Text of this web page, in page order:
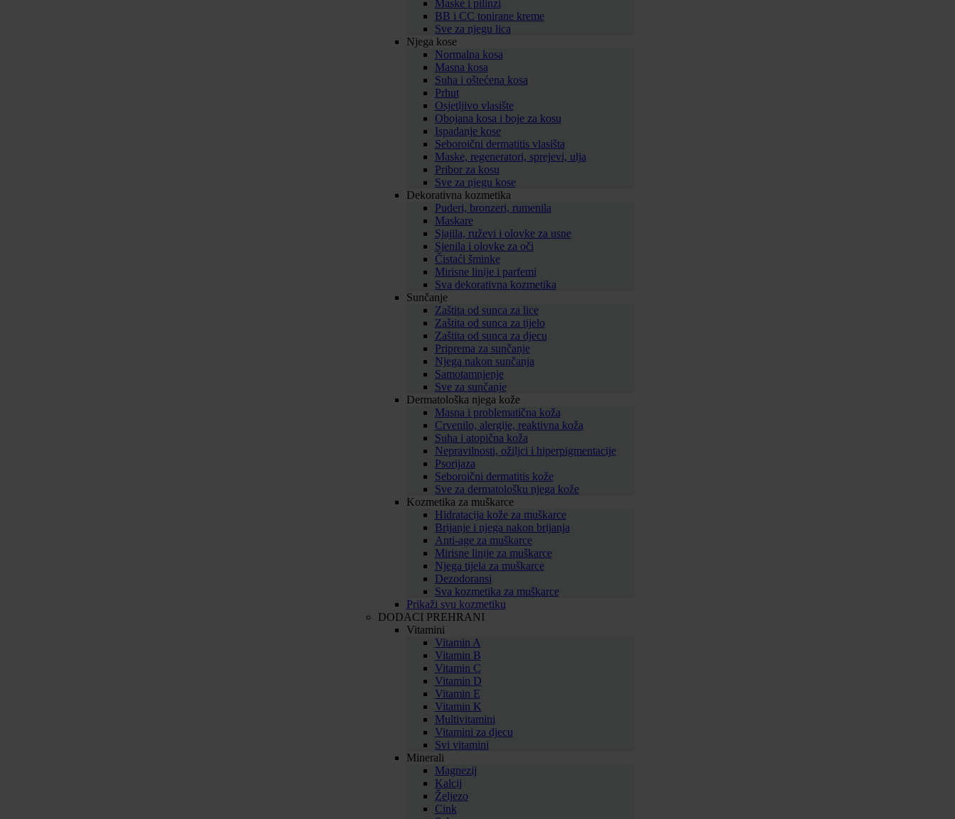
Maske i pilinzi
BB i CC tonirane kreme
Sve za njegu lica
Njega kose
Normalna kosa
Masna kosa
Suha i oštećena kosa
Prhut
Osjetljivo vlasište
Obojana kosa i boje za kosu
Ispadanje kose
Seboroični dermatitis vlasišta
Maske, regeneratori, sprejevi, ulja
Pribor za kosu
Sve za njegu kose
Dekorativna kozmetika
Puderi, bronzeri, rumenila
Maskare
Sjajila, ruževi i olovke za usne
Sjenila i olovke za oči
Čistaći šminke
Mirisne linije i parfemi
Sva dekorativna kozmetika
Sunčanje
Zaštita od sunca za lice
Zaštita od sunca za tijelo
Zaštita od sunca za djecu
Priprema za sunčanje
Njega nakon sunčanja
Samotamnjenje
Sve za sunčanje
Dermatološka njega kože
Masna i problematična koža
Crvenilo, alergije, reaktivna koža
Suha i atopična koža
Nepravilnosti, ožiljci i hiperpigmentacije
Psorijaza
Seboroični dermatitis kože
Sve za dermatološku njega kože
Kozmetika za muškarce
Hidratacija kože za muškarce
Brijanje i njega nakon brijanja
Anti-age za muškarce
Mirisne linije za muškarce
Njega tijela za muškarce
Dezodoransi
Sva kozmetika za muškarce
Prikaži svu kozmetiku
DODACI PREHRANI
Vitamini
Vitamin A
Vitamin B
Vitamin C
Vitamin D
Vitamin E
Vitamin K
Multivitamini
Vitamini za djecu
Svi vitamini
Minerali
Magnezij
Kalcij
Željezo
Cink